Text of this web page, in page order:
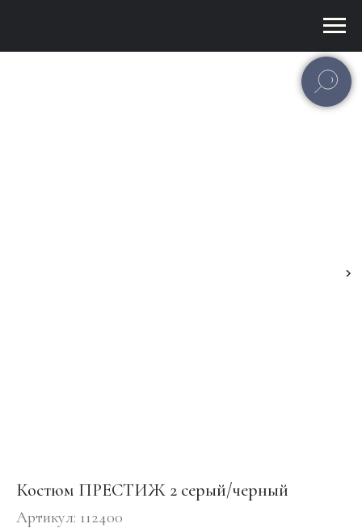
Костюм ПРЕСТИЖ 2 серый/черный
Артикул: 112400